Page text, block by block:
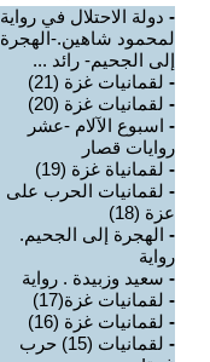
- دولة الاحتلال في رواية
لمحمود شاهين.-الهجرة
إلى الجحيم- رائد ...
- لقمانيات غزة (21)
- لقمانيات غزة (20)
- اسبوع الآلام -عشر
روايات قصار
- لقمانياة غزة (19)
- لقمانيات الحرب على
عزة (18)
- الهجرة إلى الجحيم.
رواية
- سعيد وزبيدة . رواية
- لقمانيات غزة(17)
- لقمانيات غزة (16)
-
لقمانيات (15) حرب